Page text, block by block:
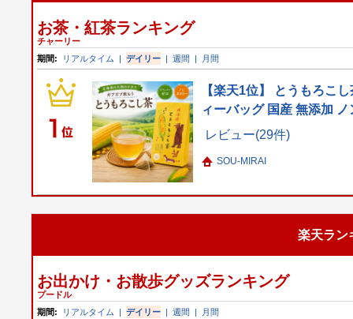
お茶・紅茶ランキング
チャーリー
期間:
リアルタイム |デイリー |週間 | 月間
【楽天1位】 とうもろこ
ィーバッグ 国産 無添加
レビュー(29件)
SOU-MIRAI
楽天ラン
お出かけ・お散歩グッズランキング
プードル
期間:
リアルタイム |デイリー |週間 | 月間